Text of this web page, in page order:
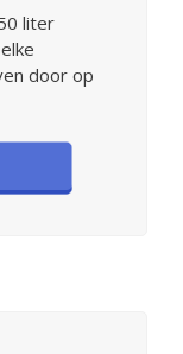
liter
door op